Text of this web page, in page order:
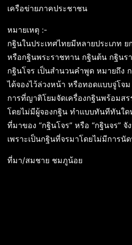
เครือข่ายภาคประชาชน
หมายเหตุ :-
กฐินในประเทศไทยมีหลายประเภท ย
หรือกฐินพระราชทาน กฐินต้น กฐินร
กฐินโจร เป็นสำนวนคำพูด หมายถึง
ได้จองไว้ล่วงหน้า หรือทอดแบบจู่โจม
การที่ญาติโยมจัดเครื่องกฐินพร้อมส
โดยไม่มีผู้จองกฐิน ทำแบบทันทีทันใด
ที่มาของ “กฐินโจร” หรือ “กฐินจร” จั
เพราะเป็นกฐินที่จรมาโดยไม่มีการนั
ที่มา/สมชาย ชมภูน้อย